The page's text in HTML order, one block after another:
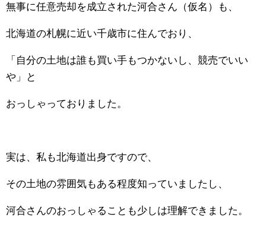
無事に任意売却を成立された河合さん（仮名）も、
北海道の札幌に近い千歳市に住んでおり、
「自分の土地は誰も買い手もつかないし、競売でいい
や」と
おっしゃっておりました。
実は、私も北海道出身ですので、
その土地の雰囲気もある程度知っていましたし、
河合さんのおっしゃることも少しは理解できました。